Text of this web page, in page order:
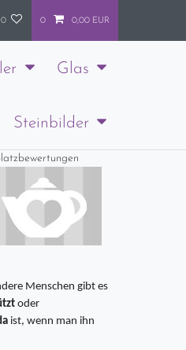
0 0 0,00 EUR
Glas
Steinbilder
Menschen gibt es
oder
ist, wenn man ihn